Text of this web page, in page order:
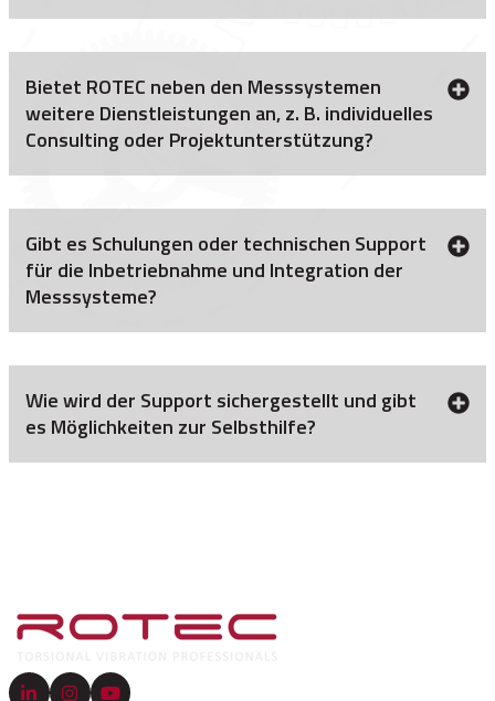
Bietet ROTEC neben den Messsystemen
weitere Dienstleistungen an, z. B. individuelles
Consulting oder Projektunterstützung?
Gibt es Schulungen oder technischen Support
für die Inbetriebnahme und Integration der
Messsysteme?
Wie wird der Support sichergestellt und gibt
es Möglichkeiten zur Selbsthilfe?